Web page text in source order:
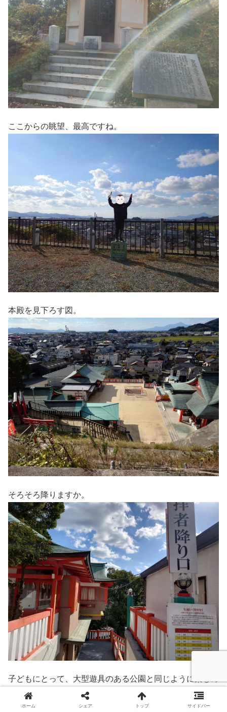
ここからの眺望、最高ですね。
本殿を見下ろす図。
そろそろ降りますか。
子どもにとって、大型遊具のある公園と同じように楽しめ
たのでは？
ホーム シェア トップ サイドバー